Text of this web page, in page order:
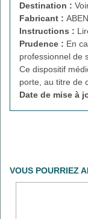
Destination :
Fabricant :
Instructions :
Prudence : En
professionnel de
Ce dispositif
porte, au titre de
Date de mise à
VOUS POURRIEZ